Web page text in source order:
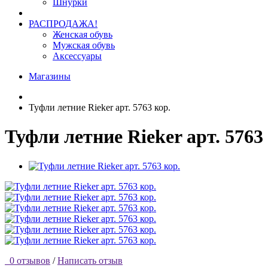
Шнурки
РАСПРОДАЖА!
Женская обувь
Мужская обувь
Аксессуары
Магазины
Туфли летние Rieker арт. 5763 кор.
Туфли летние Rieker арт.
0 отзывов / Написать отзыв